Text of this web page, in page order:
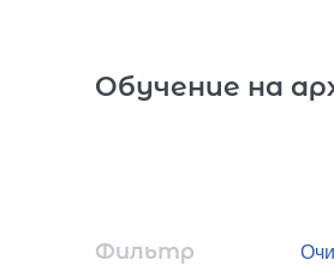
Обучение на
Фильтр